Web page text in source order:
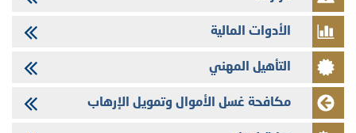
28/07/2026
Med Paper - تجاوز حد المساهمة 5%
24/07/2026
سندات شركات التمويل
24/07/2026
الأدوات المالية
التأهيل المهني
مكافحة غسل الأموال وتمويل الإرهاب